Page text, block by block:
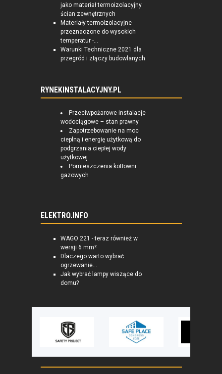
jako materiał termoizolacyjny
ścian zewnętrznych
Materiały termoizolacyjne
przeznaczone do wysokich
temperatur -...
Warunki Techniczne 2021 dla
przegród i złączy budowlanych
RYNEKINSTALACYJNY.PL
Przeciwpożarowe instalacje
wodociągowe – stan prawny
Zapotrzebowanie na moc
cieplną i energię użytkową do
podgrzania ciepłej wody
użytkowej
Pomieszczenia kotłowni
gazowych
ELEKTRO.INFO
WAGO 221 - teraz również w
wersji 6 mm²
Dlaczego warto wybrać
ogrzewanie...
Jak wybrać lampy wiszące do
domu?